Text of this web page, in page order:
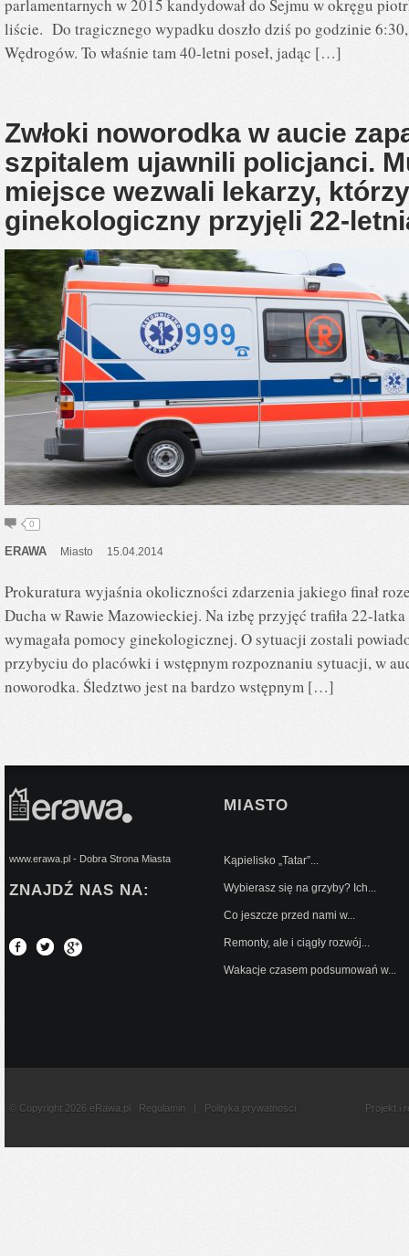
parlamentarnych w 2015 kandydował do Sejmu w okręgu
liście. Do tragicznego wypadku doszło dziś po godzinie
Wędrogów. To właśnie tam 40-letni poseł, jadąc […]
Zwłoki noworodka w aucie
szpitalem ujawnili policjanci.
miejsce wezwali lekarzy,
ginekologiczny przyjęli 22-
0
ERAWA Miasto 15.04.2014
Prokuratura wyjaśnia okoliczności zdarzenia jakiego finał
Ducha w Rawie Mazowieckiej. Na izbę przyjęć trafiła 22-
wymagała pomocy ginekologicznej. O sytuacji zostali
przybyciu do placówki i wstępnym rozpoznaniu sytuacji, w
noworodka. Śledztwo jest na bardzo wstępnym […]
www.erawa.pl - Dobra Strona Miasta
ZNAJDŹ NAS NA:
MIASTO
Kąpielisko „Tatar”...
Wybierasz się na grzyby? Ich...
Co jeszcze przed nami w...
Remonty, ale i ciągły rozwój...
Wakacje czasem podsumowań w...
© Copyright 2026 eRawa.pl Regulamin | Polityka prywatnosci Projekt i